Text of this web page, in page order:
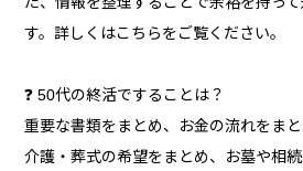
す。詳しくはこちらをご覧ください。
❓ 50代の終活ですることは？
重要な書類をまとめ、お金の流れをま
介護・葬式の希望をまとめ、お墓や相